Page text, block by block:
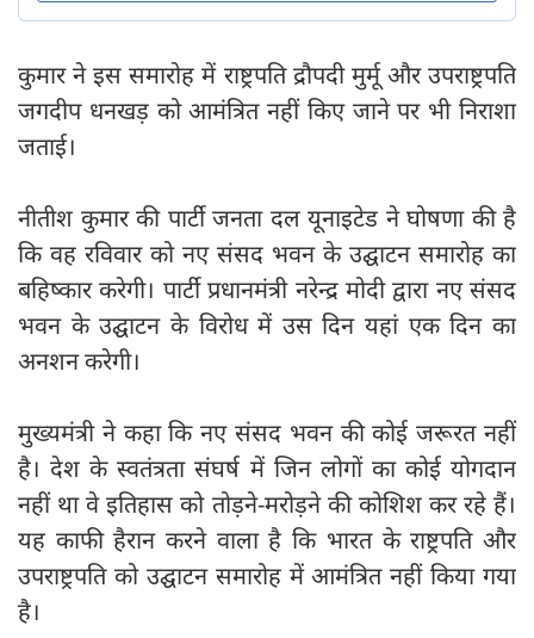
कुमार ने इस समारोह में राष्ट्रपति द्रौपदी मुर्मू और उपराष्ट्रपति
जगदीप धनखड़ को आमंत्रित नहीं किए जाने पर भी निराशा
जताई।
नीतीश कुमार की पार्टी जनता दल यूनाइटेड ने घोषणा की है
कि वह रविवार को नए संसद भवन के उद्घाटन समारोह का
बहिष्कार करेगी। पार्टी प्रधानमंत्री नरेन्द्र मोदी द्वारा नए संसद
भवन के उद्घाटन के विरोध में उस दिन यहां एक दिन का
अनशन करेगी।
मुख्यमंत्री ने कहा कि नए संसद भवन की कोई जरूरत नहीं
है। देश के स्वतंत्रता संघर्ष में जिन लोगों का कोई योगदान
नहीं था वे इतिहास को तोड़ने-मरोड़ने की कोशिश कर रहे हैं।
यह काफी हैरान करने वाला है कि भारत के राष्ट्रपति और
उपराष्ट्रपति को उद्घाटन समारोह में आमंत्रित नहीं किया गया
है।